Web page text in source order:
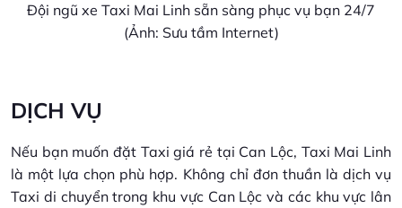
Đội ngũ xe Taxi Mai Linh sẵn sàng phục vụ bạn 24/7
(Ảnh: Sưu tầm Internet)
DỊCH VỤ
Nếu bạn muốn đặt Taxi giá rẻ tại Can Lộc, Taxi Mai Linh
là một lựa chọn phù hợp. Không chỉ đơn thuần là dịch vụ
Taxi di chuyển trong khu vực Can Lộc và các khu vực lân